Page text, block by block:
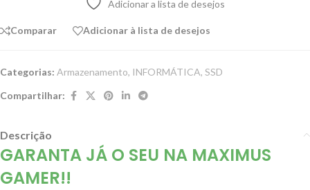
Adicionar a lista de desejos
Comparar Adicionar à lista de desejos
Categorias: Armazenamento, INFORMÁTICA, SSD
Compartilhar:
Descrição
GARANTA JÁ O SEU NA MAXIMUS
GAMER!!